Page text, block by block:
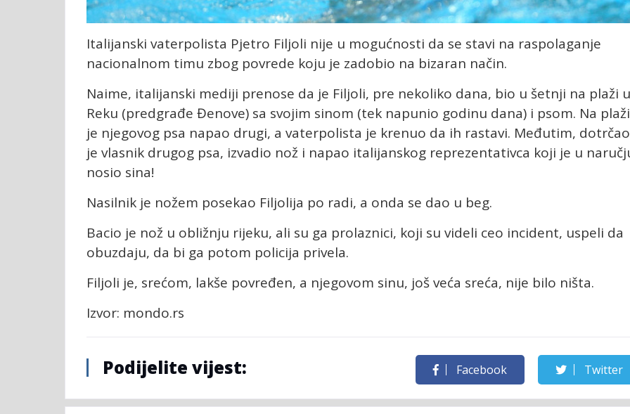
Italijanski vaterpolista Pjetro Filjoli nije u mogućnosti da se stavi na raspolaganje
nacionalnom timu zbog povrede koju je zadobio na bizaran način.
Naime, italijanski mediji prenose da je Filjoli, pre nekoliko dana, bio u šetnji na plaži u
Reku (predgrađe Đenove) sa svojim sinom (tek napunio godinu dana) i psom. Na plaži
je njegovog psa napao drugi, a vaterpolista je krenuo da ih rastavi. Međutim, dotrčao
je vlasnik drugog psa, izvadio nož i napao italijanskog reprezentativca koji je u
nosio sina!
Nasilnik je nožem posekao Filjolija po radi, a onda se dao u beg.
Bacio je nož u obližnju rijeku, ali su ga prolaznici, koji su videli ceo incident, uspeli da
obuzdaju, da bi ga potom policija privela.
Filjoli je, srećom, lakše povređen, a njegovom sinu, još veća sreća, nije bilo ništa.
Izvor: mondo.rs
Podijelite vijest: Facebook Twitter